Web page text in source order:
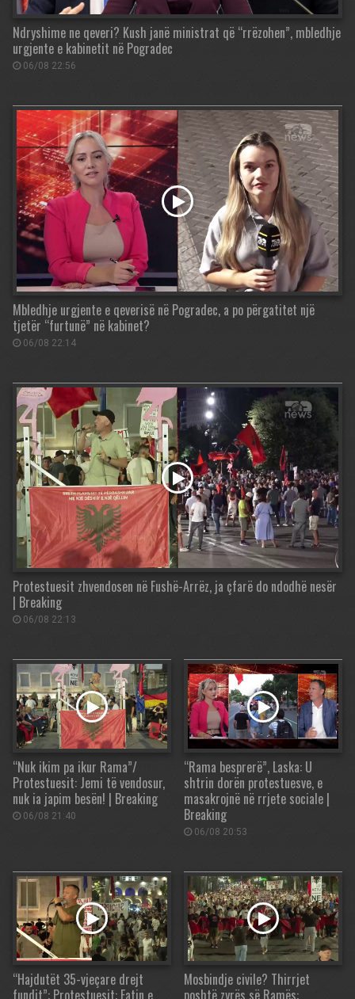
Ndryshime ne qeveri? Kush janë ministrat që “rrëzohen”, mbledhje
urgjente e kabinetit në Pogradec
06/08 22:56
Mbledhje urgjente e qeverisë në Pogradec, a po përgatitet një
tjetër “furtunë” në kabinet?
06/08 22:14
Protestuesit zhvendosen në Fushë-Arrëz, ja çfarë do ndodhë nesër
| Breaking
06/08 22:13
“Nuk ikim pa ikur Rama”/
Protestuesit: Jemi të vendosur,
nuk ia japim besën! | Breaking
06/08 21:40
“Rama besprerë”, Laska: U
shtrin dorën protestuesve, e
masakrojnë në rrjete sociale |
Breaking
06/08 20:53
“Hajdutët 35-vjeçare drejt
fundit”: Protestuesit: Fatin e
Mosbindje civile? Thirrjet
poshtë zyrës së Ramës: